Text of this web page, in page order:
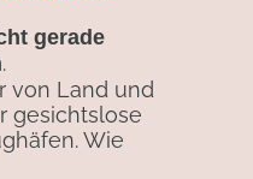
gerade
.
von Land und
gesichtslose
Wie